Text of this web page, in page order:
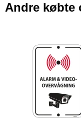
Andre købte